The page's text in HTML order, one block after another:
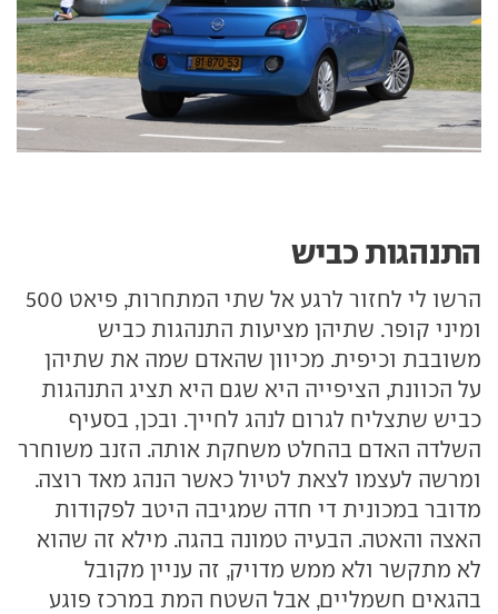
התנהגות כביש
הרשו לי לחזור לרגע אל שתי המתחרות, פיאט 500
ומיני קופר. שתיהן מציעות התנהגות כביש
משובבת וכיפית. מכיוון שהאדם שמה את שתיהן
על הכוונת, הציפייה היא שגם היא תציג התנהגות
כביש שתצליח לגרום לנהג לחייך. ובכן, בסעיף
השלדה האדם בהחלט משחקת אותה. הזנב משוחרר
ומרשה לעצמו לצאת לטיול כאשר הנהג מאד רוצה.
מדובר במכונית די חדה שמגיבה היטב לפקודות
האצה והאטה. הבעיה טמונה בהגה. מילא זה שהוא
לא מתקשר ולא ממש מדויק, זה עניין מקובל
בהגאים חשמליים, אבל השטח המת במרכז פוגע